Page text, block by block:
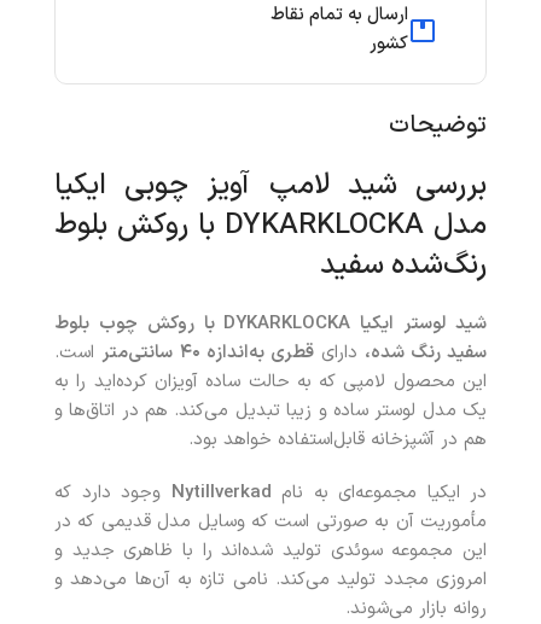
ارسال به تمام نقاط
کشور
توضیحات
بررسی شید لامپ آویز چوبی ایکیا
مدل DYKARKLOCKA با روکش بلوط
رنگ‌‌شده سفید
شید لوستر ایکیا DYKARKLOCKA با روکش چوب بلوط
سفید رنگ شده، دارای قطری به‌اندازه ۴۰ سانتی‌متراست.
این محصول لامپی که به حالت ساده آویزان کرده‌اید را به
یک مدل لوستر ساده و زیبا تبدیل می‌کند. هم در اتاق‌ها و
هم در آشپزخانه قابل‌استفاده خواهد بود.
در ایکیا مجموعه‌ای به نام Nytillverkad وجود دارد که
مأموریت آن به صورتی است که وسایل مدل قدیمی که در
این مجموعه سوئدی تولید شده‌اند را با ظاهری جدید و
امروزی مجدد تولید می‌کند. نامی تازه به آن‌ها می‌دهد و
روانه بازار می‌شوند.